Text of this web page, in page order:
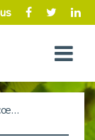
[Retour sur événement] L'inclusion au cœur de la Place de l'Emploi à La Défense !